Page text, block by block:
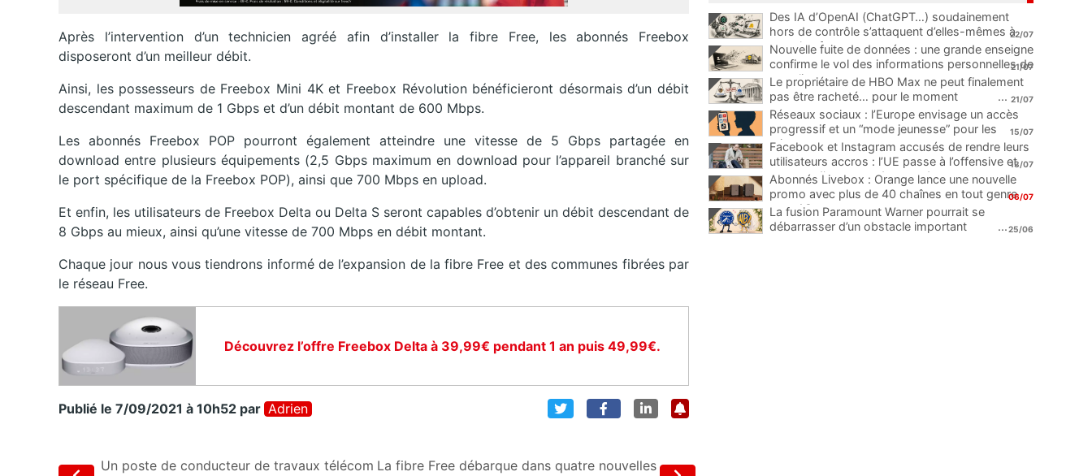
Après l’intervention d’un technicien agréé afin d’installer la fibre Free, les abonnés Freebox
disposeront d’un meilleur débit.
Ainsi, les possesseurs de Freebox Mini 4K et Freebox Révolution bénéficieront désormais d’un débit
descendant maximum de 1 Gbps et d’un débit montant de 600 Mbps.
Les abonnés Freebox POP pourront également atteindre une vitesse de 5 Gbps partagée en
download entre plusieurs équipements (2,5 Gbps maximum en download pour l’appareil branché sur
le port spécifique de la Freebox POP), ainsi que 700 Mbps en upload.
Et enfin, les utilisateurs de Freebox Delta ou Delta S seront capables d’obtenir un débit descendant de
8 Gbps au mieux, ainsi qu’une vitesse de 700 Mbps en débit montant.
Chaque jour nous vous tiendrons informé de l’expansion de la fibre Free et des communes fibrées par
le réseau Free.
Découvrez l’offre Freebox Delta à 39,99€ pendant 1 an puis 49,99€.
Publié le 7/09/2021 à 10h52 par Adrien
Un poste de conducteur de travaux télécom La fibre Free débarque dans quatre nouvelles
Des IA d’OpenAI (ChatGPT…) soudainement
hors de contrôle s’attaquent d’elles-mêmes à
une plateforme
...
22/07
Nouvelle fuite de données : une grande enseigne
confirme le vol des informations personnelles de
ses clients
...
21/07
Le propriétaire de HBO Max ne peut finalement
pas être racheté… pour le moment
... 21/07
Réseaux sociaux : l’Europe envisage un accès
progressif et un “mode jeunesse” pour les
mineurs
...
15/07
Facebook et Instagram accusés de rendre leurs
utilisateurs accros : l’UE passe à l’offensive et
menace d’une amende record
...
13/07
Abonnés Livebox : Orange lance une nouvelle
promo avec plus de 40 chaînes en tout genre
pour 1€
06/07
La fusion Paramount Warner pourrait se
débarrasser d’un obstacle important
...25/06